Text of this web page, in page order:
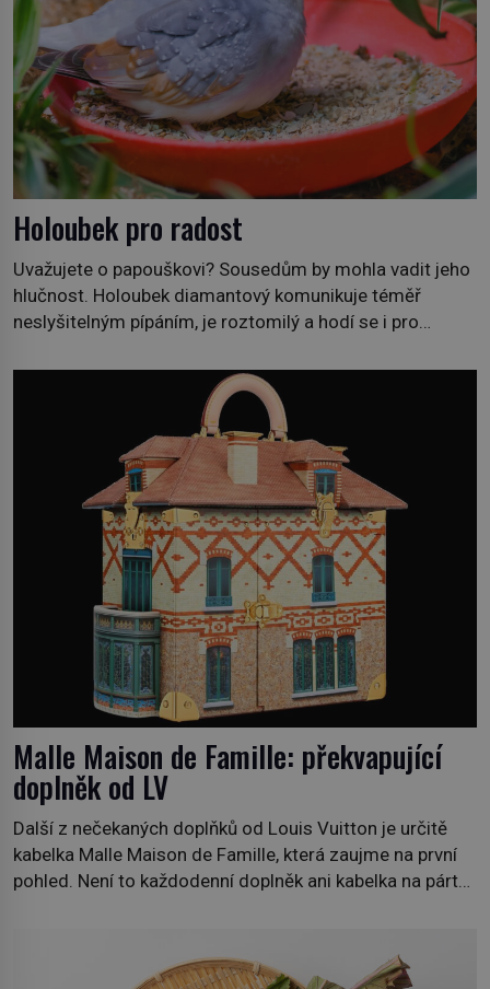
Holoubek pro radost
Uvažujete o papouškovi? Sousedům by mohla vadit jeho
hlučnost. Holoubek diamantový komunikuje téměř
neslyšitelným pípáním, je roztomilý a hodí se i pro
klidného ptáčka, který většinu dne jen posedává. Hodně
času tráví na zemi, kde sbírá zbytky semínek Jeho
domovinou je prakticky celá Austrálie s výjimkou
pobřežní oblasti. […]
Malle Maison de Famille: překvapující
doplněk od LV
Další z nečekaných doplňků od Louis Vuitton je určitě
kabelka Malle Maison de Famille, která zaujme na první
pohled. Není to každodenní doplněk ani kabelka na párty,
adrese 18 Rue Louis Vuitton, které bylo postaveno v